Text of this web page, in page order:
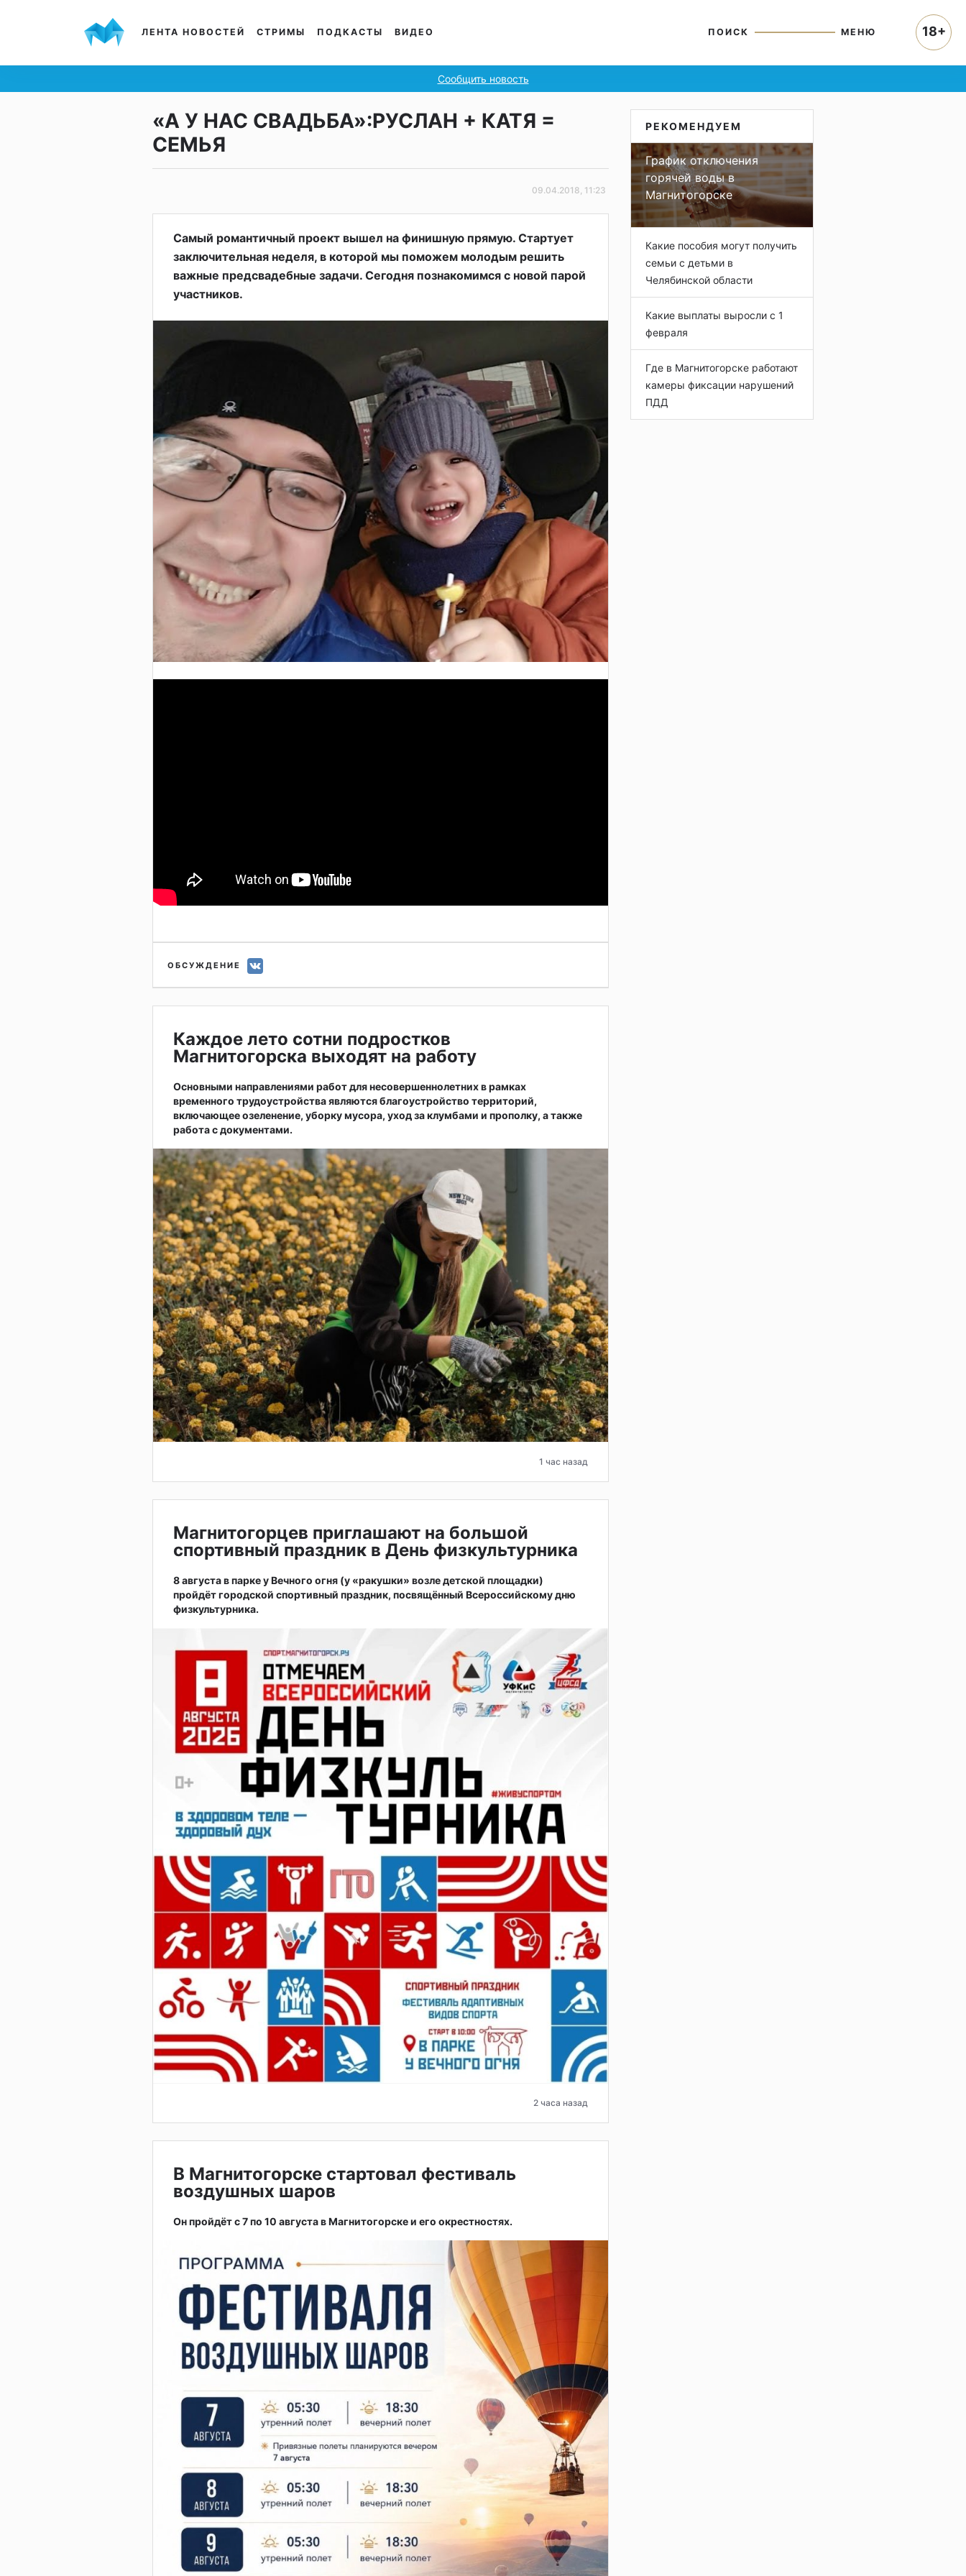
ЛЕНТА НОВОСТЕЙ СТРИМЫ ПОДКАСТЫ ВИДЕО ПОИСК МЕНЮ
Сообщить новость
«А У НАС СВАДЬБА»:РУСЛАН + КАТЯ =
СЕМЬЯ
09.04.2018, 11:23
Самый романтичный проект вышел на финишную прямую. Стартует
заключительная неделя, в которой мы поможем молодым решить
важные предсвадебные задачи. Сегодня познакомимся с новой парой
участников.
ОБСУЖДЕНИЕ
Каждое лето сотни подростков
Магнитогорска выходят на работу
Основными направлениями работ для несовершеннолетних в рамках
временного трудоустройства являются благоустройство территорий,
включающее озеленение, уборку мусора, уход за клумбами и прополку, а также
работа с документами.
1 час назад
Магнитогорцев приглашают на большой
спортивный праздник в День физкультурника
8 августа в парке у Вечного огня (у «ракушки» возле детской площадки)
пройдёт городской спортивный праздник, посвящённый Всероссийскому дню
физкультурника.
2 часа назад
В Магнитогорске стартовал фестиваль
воздушных шаров
Он пройдёт с 7 по 10 августа в Магнитогорске и его окрестностях.
РЕКОМЕНДУЕМ
График отключения
горячей воды в
Магнитогорске
Какие пособия могут получить
семьи с детьми в
Челябинской области
Какие выплаты выросли с 1
февраля
Где в Магнитогорске работают
камеры фиксации нарушений
ПДД
18+